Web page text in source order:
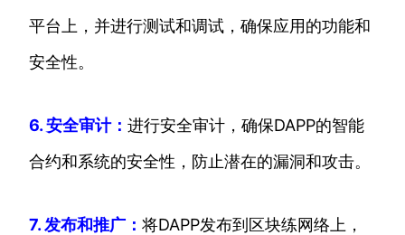
平台上，并进行测试和调试，确保应用的功能和
安全性。
6. 安全审计： 进行安全审计，确保DAPP的智能
合约和系统的安全性，防止潜在的漏洞和攻击。
7. 发布和推广： 将DAPP发布到区块练网络上，